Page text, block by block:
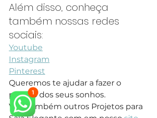
Além disso, conheça
também nossas redes
sociais:
Youtube
Instagram
Pinterest
Queremos te ajudar a fazer o
projeto dos seus sonhos.
Veja também outros Projetos para